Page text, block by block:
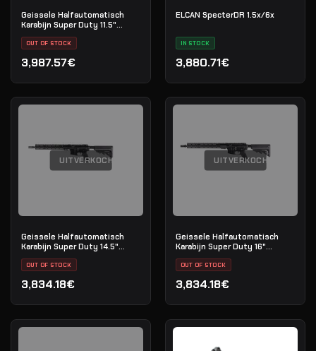
Geissele Halfautomatisch
Karabijn Super Duty 11.5"
OUT OF STOCK
3,987.57€
ELCAN SpecterDR 1.5x/6x
IN STOCK
3,880.71€
UITVERKOCHT
Geissele Halfautomatisch
Karabijn Super Duty 14.5"
5.56MM - Luna Black
OUT OF STOCK
3,834.18€
UITVERKOCHT
Geissele Halfautomatisch
Karabijn Super Duty 16"
5.56MM - Luna Black
OUT OF STOCK
3,834.18€